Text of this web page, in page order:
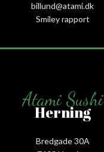
billund@atami.dk
Smiley rapport
Atami Sushi
Herning
Bredgade 30A